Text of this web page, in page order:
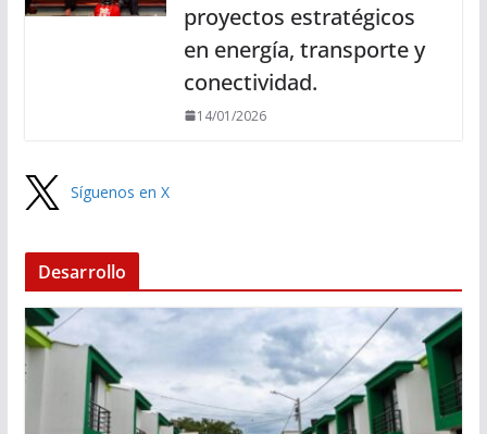
proyectos estratégicos
en energía, transporte y
conectividad.
14/01/2026
Síguenos en X
Desarrollo